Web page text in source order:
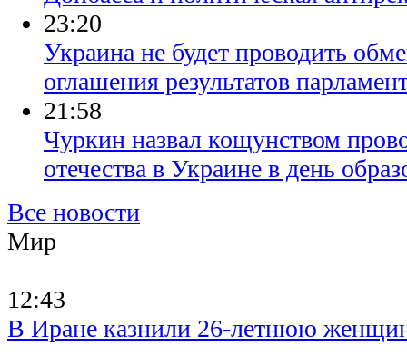
23:20
Украина не будет проводить
оглашения результатов
21:58
Чуркин назвал кощунством
отечества в Украине в день
Все новости
Мир
12:43
В Иране казнили 26-летнюю